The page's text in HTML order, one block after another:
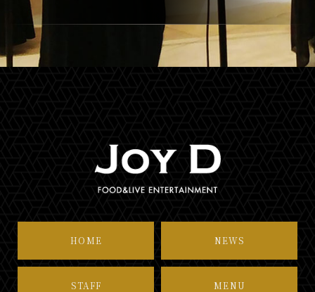
HOME NEWS
STAFF MENU